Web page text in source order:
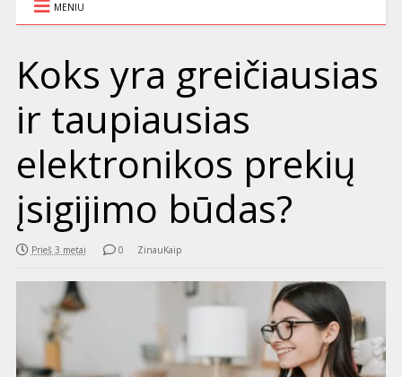
MENIU
Koks yra greičiausias
ir taupiausias
elektronikos prekių
įsigijimo būdas?
Prieš 3 metai 0 ZinauKaip